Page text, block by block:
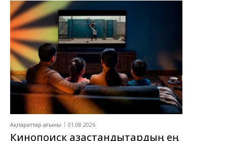
Ақпараттар ағыны 01.08.2026
Кинопоиск қазақстандықтардың ең